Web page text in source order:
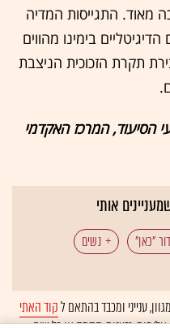
מאוד. התגייסות המדיה
בימינו מהווים
תקרת הזכוכית הניצבת
הסיעוד, המרכז האקדמי
אותי
"כאן" נשים
ענייני ומכבד בהתאם לקוד האתי